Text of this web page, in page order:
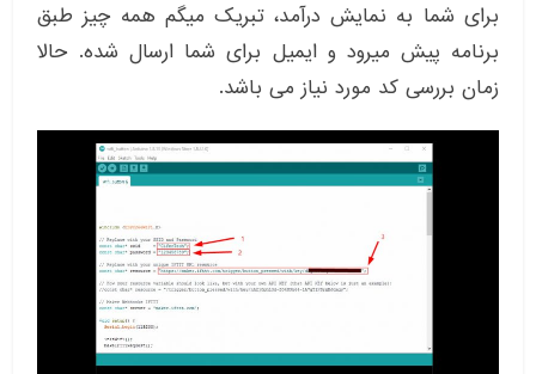
برای شما به نمایش درآمد، تبریک میگم همه چیز طبق
برنامه پیش میرود و ایمیل برای شما ارسال شده. حالا
زمان بررسی کد مورد نیاز می باشد.